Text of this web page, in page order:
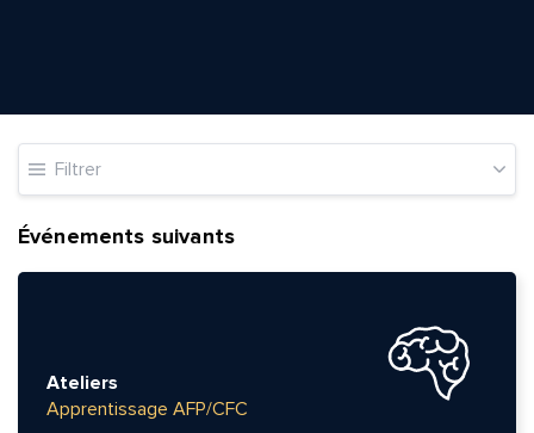
Filtrer
Événements suivants
Ateliers
Apprentissage AFP/CFC